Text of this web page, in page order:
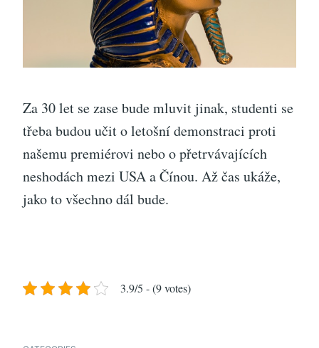
Za 30 let se zase bude mluvit jinak, studenti se
třeba budou učit o letošní demonstraci proti
našemu premiérovi nebo o přetrvávajících
neshodách mezi USA a Čínou. Až čas ukáže,
jako to všechno dál bude.
3.9/5 - (9 votes)